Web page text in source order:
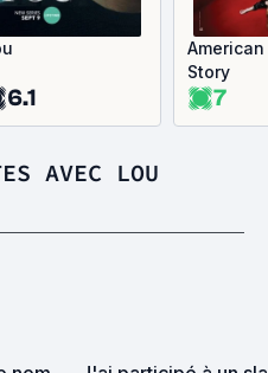
6.1
Story
7
AVEC LOU